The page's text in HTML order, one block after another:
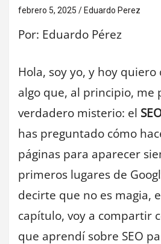
febrero 5, 2025 Eduardo Perez
Por: Eduardo Pérez
Hola, soy yo, y hoy
algo que, al principio, me
verdadero misterio: el
has preguntado cómo
páginas para aparecer
primeros lugares de
decirte que no es magia,
capítulo, voy a compartir
que aprendí sobre SEO